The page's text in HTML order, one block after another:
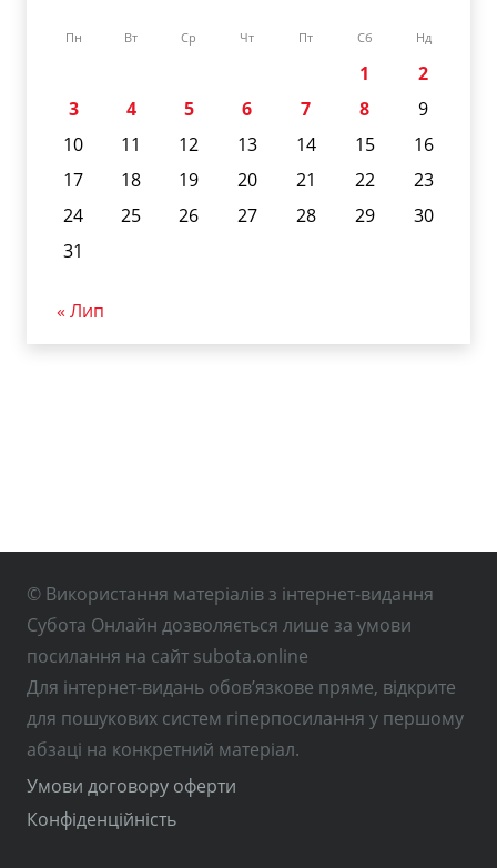
Пн Вт Ср Чт Пт Сб Нд
1
2
3
4 5 6 7 8
9
10
11 12 13 14 15
16
17
18 19 20 21 22
23
24
25 26 27 28 29
30
31
« Лип
© Використання матеріалів з інтернет-видання
Субота Онлайн дозволяється лише за умови
посилання на сайт subota.online
Для інтернет-видань обов’язкове пряме, відкрите
для пошукових систем гіперпосилання у першому
абзаці на конкретний матеріал.
Умови договору оферти
Конфіденційність